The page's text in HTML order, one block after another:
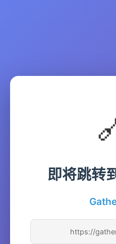
即将跳转
https://